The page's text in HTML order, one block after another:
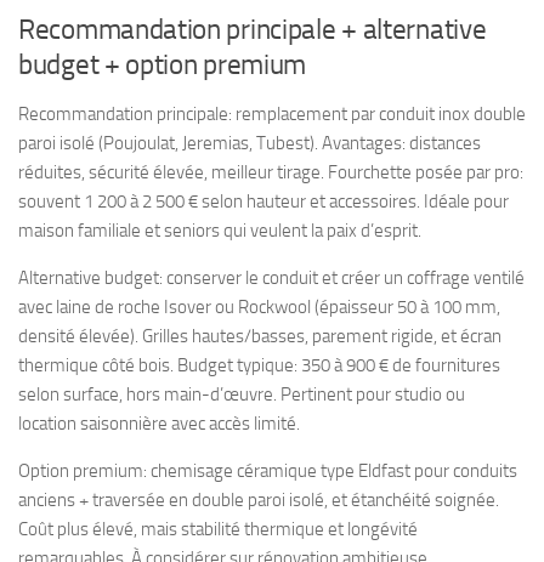
Recommandation principale + alternative
budget + option premium
Recommandation principale: remplacement par conduit inox double
paroi isolé (Poujoulat, Jeremias, Tubest). Avantages: distances
réduites, sécurité élevée, meilleur tirage. Fourchette posée par pro:
souvent 1 200 à 2 500 € selon hauteur et accessoires. Idéale pour
maison familiale et seniors qui veulent la paix d’esprit.
Alternative budget: conserver le conduit et créer un coffrage ventilé
avec laine de roche Isover ou Rockwool (épaisseur 50 à 100 mm,
densité élevée). Grilles hautes/basses, parement rigide, et écran
thermique côté bois. Budget typique: 350 à 900 € de fournitures
selon surface, hors main-d’œuvre. Pertinent pour studio ou
location saisonnière avec accès limité.
Option premium: chemisage céramique type Eldfast pour conduits
anciens + traversée en double paroi isolé, et étanchéité soignée.
Coût plus élevé, mais stabilité thermique et longévité